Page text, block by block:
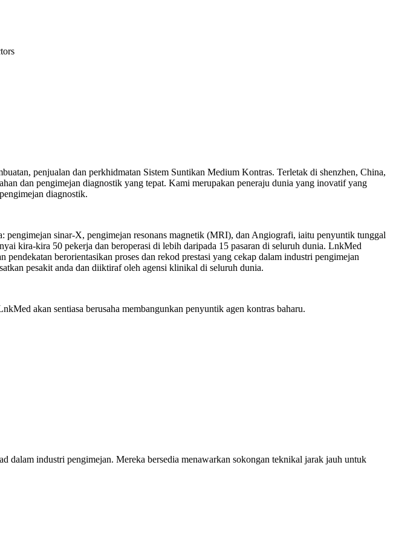
penjualan dan perkhidmatan Sistem Suntikan Medium Kontras. Terletak di shenzhen, China,
dan pengimejan diagnostik yang tepat. Kami merupakan peneraju dunia yang inovatif yang
diagnostik.
sinar-X, pengimejan resonans magnetik (MRI), dan Angiografi, iaitu penyuntik tunggal
kira-kira 50 pekerja dan beroperasi di lebih daripada 15 pasaran di seluruh dunia. LnkMed
berorientasikan proses dan rekod prestasi yang cekap dalam industri pengimejan
pesakit anda dan diiktiraf oleh agensi klinikal di seluruh dunia.
akan sentiasa berusaha membangunkan penyuntik agen kontras baharu.
dalam industri pengimejan. Mereka bersedia menawarkan sokongan teknikal jarak jauh untuk